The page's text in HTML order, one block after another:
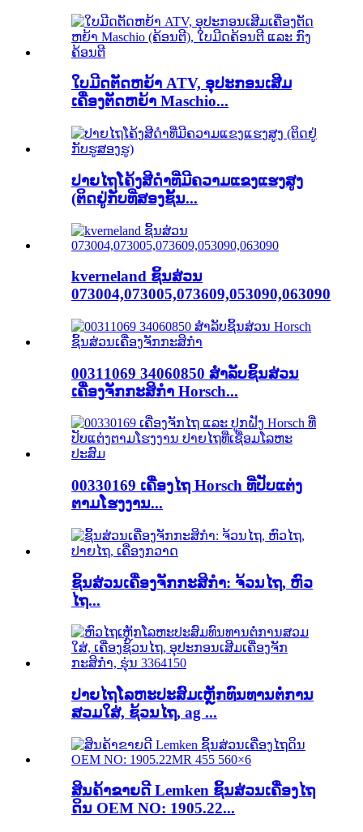
ໃບມີດຕັດຫຍ້າ ATV, ອຸປະກອນເສີມ
ເຄື່ອງຕັດຫຍ້າ Maschio...
ປາຍໄຖໂຄ້ງສີດຳທີ່ມີຄວາມແຂງແຮງສູງ
(ຕິດຢູ່ກັບທີ່ສອງຊັ້ນ...
kverneland ຊິ້ນສ່ວນ
073004,073005,073609,053090,063090
00311069 34060850 ສຳລັບຊິ້ນສ່ວນ
ເຄື່ອງຈັກກະສິກຳ Horsch...
00330169 ເຄື່ອງໄຖ Horsch ທີ່ປັບແຕ່ງ
ຕາມໂຮງງານ...
ຊິ້ນສ່ວນເຄື່ອງຈັກກະສິກຳ: ຈ້ວນໄຖ, ຫົວ
ໄຖ...
ປາຍໄຖໂລຫະປະສົມເຫຼັກທົນທານຕໍ່ການ
ສວມໃສ່, ຊ້ວນໄຖ, ag ...
ສິນຄ້າຂາຍດີ Lemken ຊິ້ນສ່ວນເຄື່ອງໄຖ
ດິນ OEM NO: 1905.22...